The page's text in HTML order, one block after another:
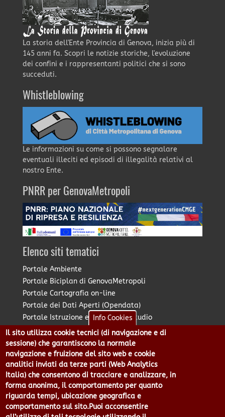
La storia dell'Ente Provincia di Genova, inizia più di
145 anni fa. Scopri le notizie storiche, l'evoluzione
dei confini e i rappresentanti politici che si sono
succeduti.
Whistleblowing
Le informazioni su come si possono segnalare
eventuali illeciti ed episodi di illegalità relativi al
nostro Ente.
PNRR per GenovaMetropoli
Elenco siti tematici
Portale Ambiente
Portale Biciplan di GenovaMetropoli
Portale Cartografia on-line
Portale dei Dati Aperti (Opendata)
Portale Istruzione e Diritto allo Studio
Portale Marketing Territoriale
Portale Piano Strategico Metropolitano
Portale PUMS di GenovaMetropoli
Portale Stazione Unica Appaltante
Pratico: procedimenti e istanze online
Città Metropolitana di Genova - Piazzale Mazzini 2 -16122 -
Info Cookies
Il sito utilizza cookie tecnici (di navigazione e di
sessione) che garantiscono la normale
navigazione e fruizione del sito web e cookie
analitici inviati da terze parti (Web Analytics
Italia) che consentono di tracciare e analizzare, in
forma anonima, il comportamento per quanto
riguarda tempi, ubicazione geografica e
comportamento sul sito.Puoi acconsentire